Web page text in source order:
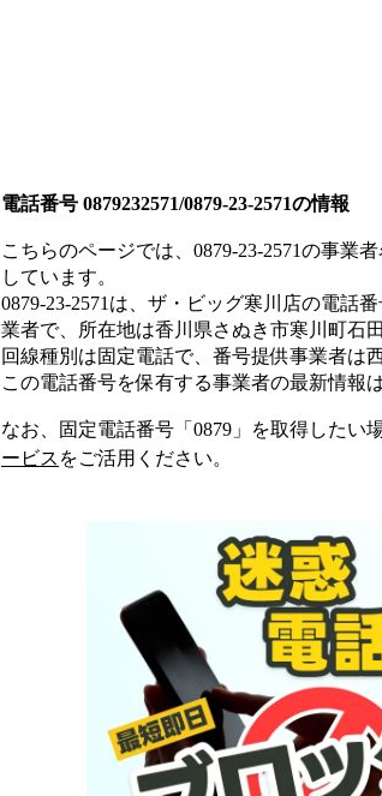
電話番号 0879232571/0879-23-2571の情報
こちらのページでは、 0879-23-2571の事業
しています。
0879-23-2571 は、 ザ・ビッグ寒川店の電話番
業者で、所在地は香川県さぬき市寒川町石
回線種別は固定電話で、番号提供事業者は
この電話番号を保有する事業者の最新情報
なお、固定電話番号「 0879 」を取得したい
ービス をご活用ください。